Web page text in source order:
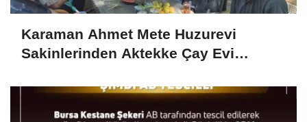
Karaman Ahmet Mete Huzurevi
Sakinlerinden Aktekke Çay Evi